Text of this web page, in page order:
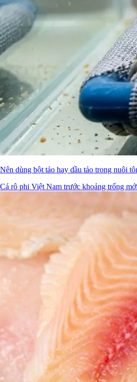
Nên dùng bột tảo hay dầu tảo trong nuôi
Cá rô phi Việt Nam trước khoảng trống